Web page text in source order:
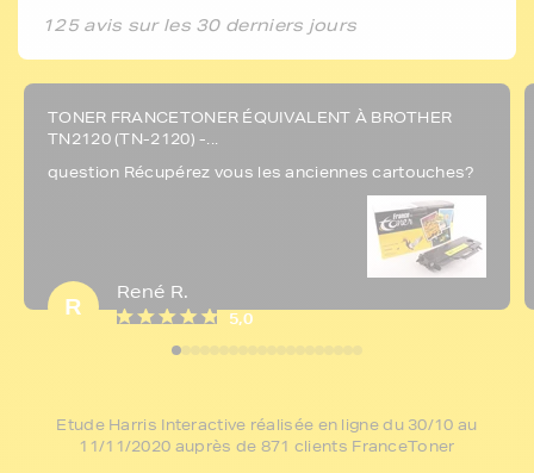
125 avis sur les 30 derniers jours
TONER FRANCETONER ÉQUIVALENT À BROTHER
TN2120 (TN-2120) -...
question Récupérez vous les anciennes cartouches?
R
René R.
5,0
Etude Harris Interactive réalisée en ligne du 30/10 au
11/11/2020 auprès de 871 clients FranceToner